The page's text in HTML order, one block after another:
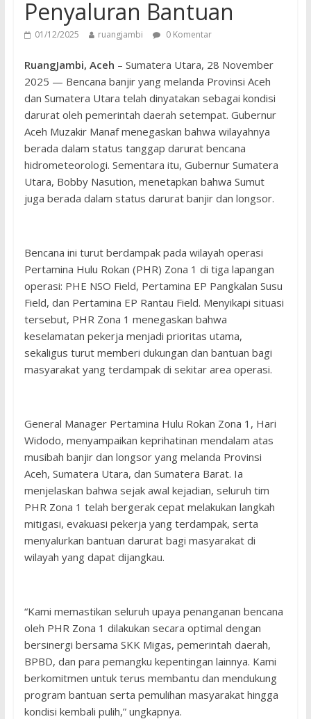
Penyaluran Bantuan
01/12/2025 ruangjambi 0 Komentar
RuangJambi, Aceh – Sumatera Utara, 28 November
2025 — Bencana banjir yang melanda Provinsi Aceh
dan Sumatera Utara telah dinyatakan sebagai kondisi
darurat oleh pemerintah daerah setempat. Gubernur
Aceh Muzakir Manaf menegaskan bahwa wilayahnya
berada dalam status tanggap darurat bencana
hidrometeorologi. Sementara itu, Gubernur Sumatera
Utara, Bobby Nasution, menetapkan bahwa Sumut
juga berada dalam status darurat banjir dan longsor.
Bencana ini turut berdampak pada wilayah operasi
Pertamina Hulu Rokan (PHR) Zona 1 di tiga lapangan
operasi: PHE NSO Field, Pertamina EP Pangkalan Susu
Field, dan Pertamina EP Rantau Field. Menyikapi situasi
tersebut, PHR Zona 1 menegaskan bahwa
keselamatan pekerja menjadi prioritas utama,
sekaligus turut memberi dukungan dan bantuan bagi
masyarakat yang terdampak di sekitar area operasi.
General Manager Pertamina Hulu Rokan Zona 1, Hari
Widodo, menyampaikan keprihatinan mendalam atas
musibah banjir dan longsor yang melanda Provinsi
Aceh, Sumatera Utara, dan Sumatera Barat. Ia
menjelaskan bahwa sejak awal kejadian, seluruh tim
PHR Zona 1 telah bergerak cepat melakukan langkah
mitigasi, evakuasi pekerja yang terdampak, serta
menyalurkan bantuan darurat bagi masyarakat di
wilayah yang dapat dijangkau.
“Kami memastikan seluruh upaya penanganan bencana
oleh PHR Zona 1 dilakukan secara optimal dengan
bersinergi bersama SKK Migas, pemerintah daerah,
BPBD, dan para pemangku kepentingan lainnya. Kami
berkomitmen untuk terus membantu dan mendukung
program bantuan serta pemulihan masyarakat hingga
kondisi kembali pulih,” ungkapnya.